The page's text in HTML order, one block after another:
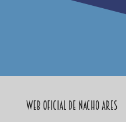
Web Oficial de Nacho Ares